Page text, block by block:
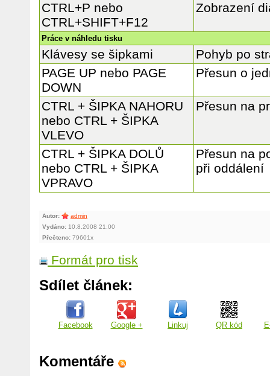
CTRL+P nebo
CTRL+SHIFT+F12
Zobrazení
Práce v náhledu tisku
Klávesy se šipkami
Pohyb po
PAGE UP nebo PAGE
DOWN
Přesun o
CTRL + ŠIPKA NAHORU
nebo CTRL + ŠIPKA
VLEVO
Přesun na
CTRL + ŠIPKA DOLŮ
nebo CTRL + ŠIPKA
VPRAVO
Přesun na
při oddálení
Autor:
admin
Vydáno: 10.8.2008 21:00
Přečteno: 79601x
Formát pro tisk
Sdílet článek:
Facebook Google + Linkuj QR kód
Komentáře